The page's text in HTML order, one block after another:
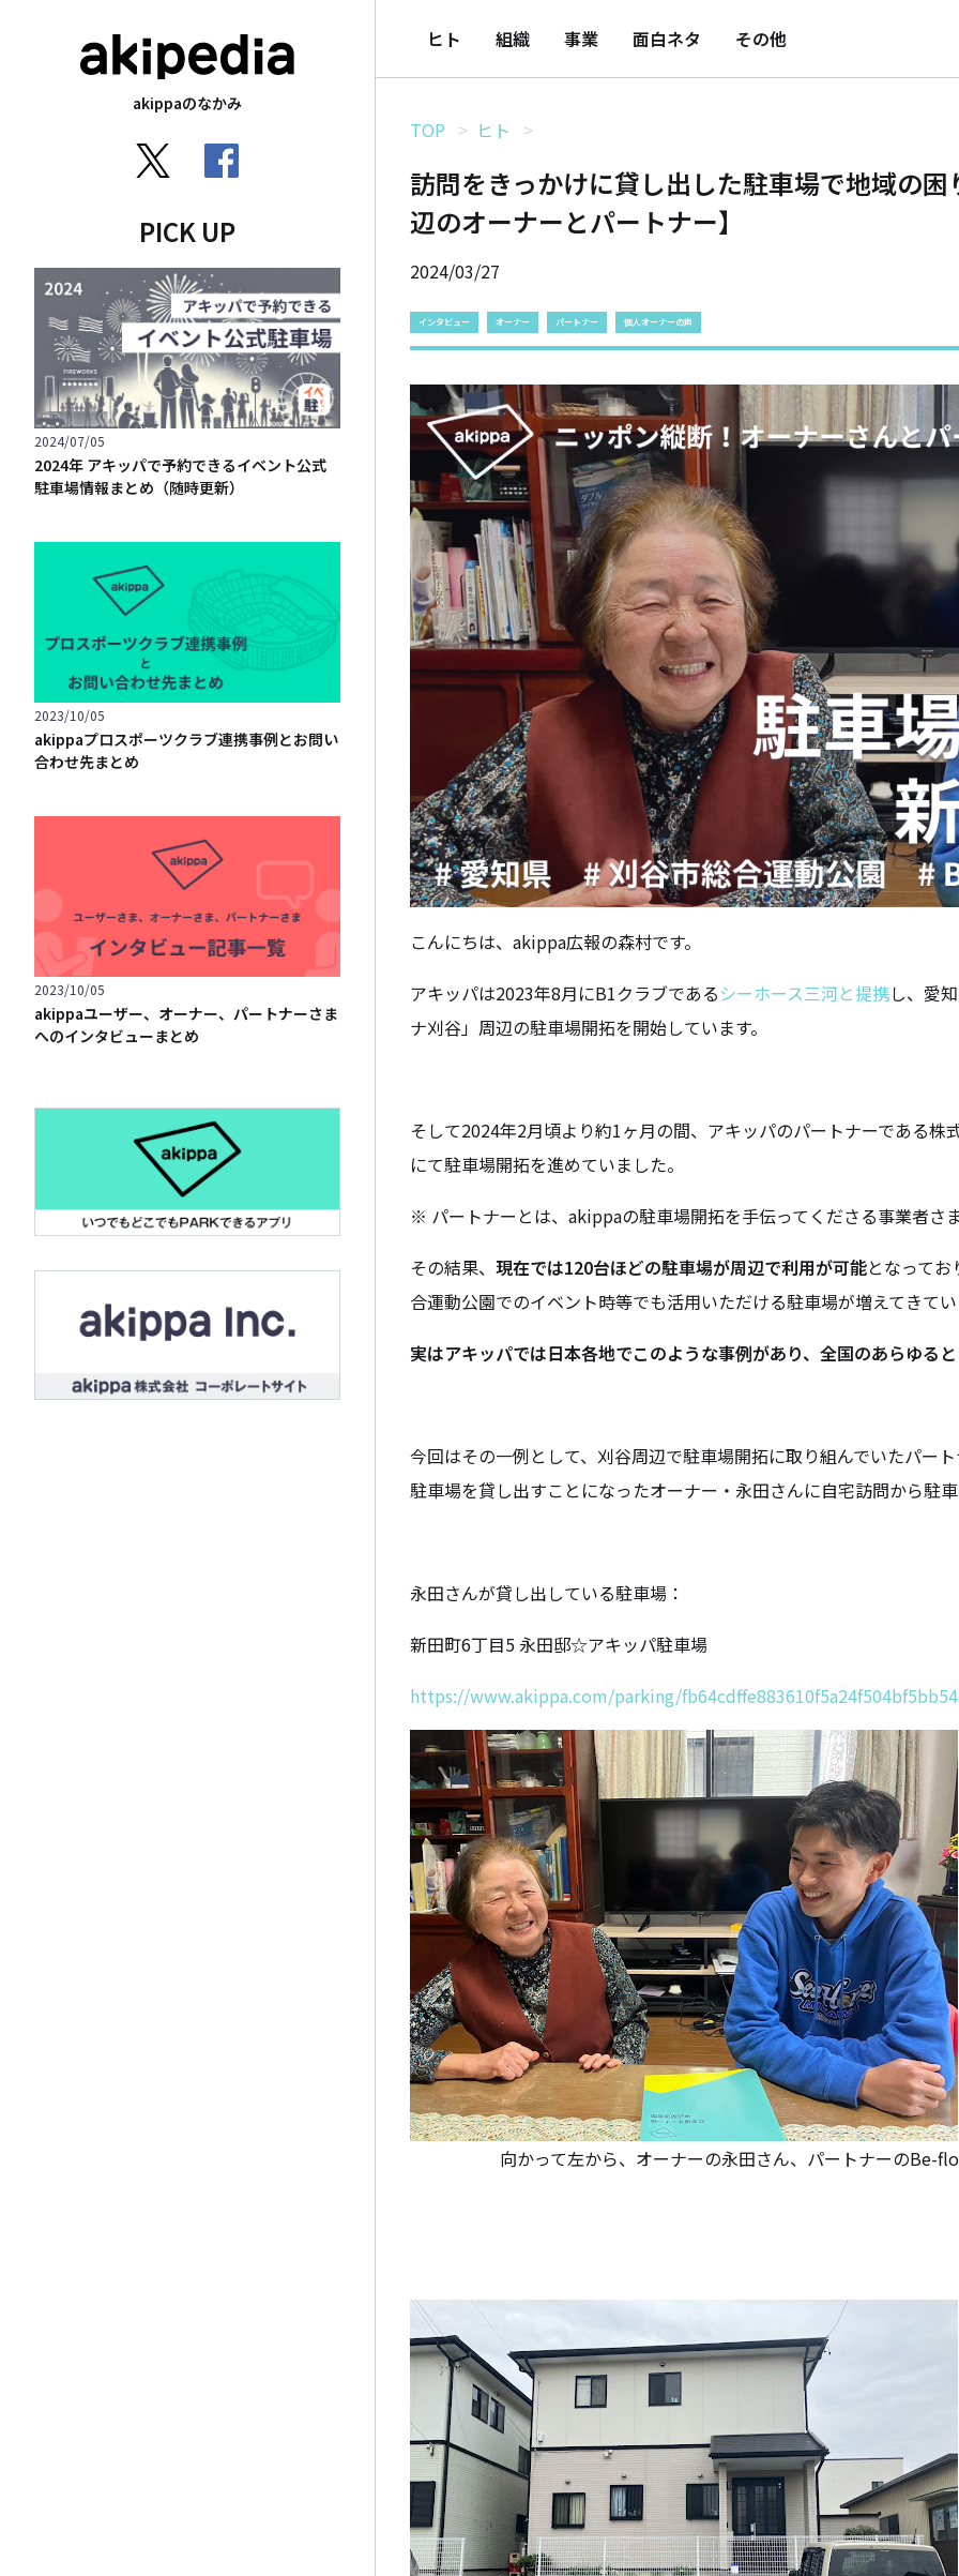
akippaのなかみ
PICK UP
2024/07/05
2024年 アキッパで予約できるイベント公式
駐車場情報まとめ（随時更新）
2023/10/05
akippaプロスポーツクラブ連携事例とお問い
合わせ先まとめ
2023/10/05
akippaユーザー、オーナー、パートナーさま
へのインタビューまとめ
ヒト 組織 事業 面白ネタ その他
TOP ヒト
訪問をきっかけに貸し出した駐車場で地域の
辺のオーナーとパートナー】
2024/03/27
インタビュー オーナー パートナー 個人オーナーの声
こんにちは、akippa広報の森村です。
アキッパは2023年8月にB1クラブであるシーホース三河と提携し、愛
ナ刈谷」周辺の駐車場開拓を開始しています。
そして2024年2月頃より約1ヶ月の間、アキッパのパートナーである
にて駐車場開拓を進めていました。
※ パートナーとは、akippaの駐車場開拓を手伝ってくださる事業者さま
その結果、 現在では120台ほどの駐車場が周辺で利用が可能となって
合運動公園でのイベント時等でも活用いただける駐車場が増えてきてい
実はアキッパでは日本各地でこのような事例があり、全国のあらゆる
今回はその一例として、刈谷周辺で駐車場開拓に取り組んでいたパート
駐車場を貸し出すことになったオーナー・永田さんに自宅訪問から駐
永田さんが貸し出している駐車場：
新田町6丁目5 永田邸☆アキッパ駐車場
https://www.akippa.com/parking/
向かって左から、オーナーの永田さん